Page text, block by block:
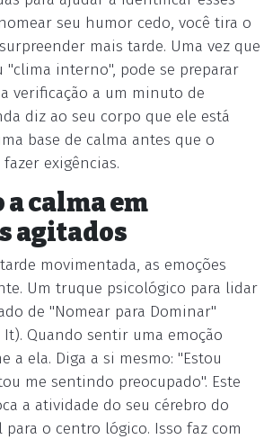
seu humor cedo, você tira o
mais tarde. Uma vez que
"clima interno", pode se preparar
verificação a um minuto de
diz ao seu corpo que ele está
base de calma antes que o
exigências.
a calma em
agitados
movimentada, as emoções
Um truque psicológico para lidar
de "Nomear para Dominar"
It). Quando sentir uma emoção
a ela. Diga a si mesmo: "Estou
me sentindo preocupado". Este
a atividade do seu cérebro do
o centro lógico. Isso faz com